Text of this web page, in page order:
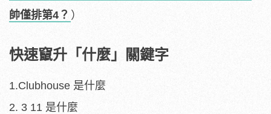
帥僅排第4？ ）
快速竄升「什麼」關鍵字
1.Clubhouse 是什麼
2. 3 11 是什麼